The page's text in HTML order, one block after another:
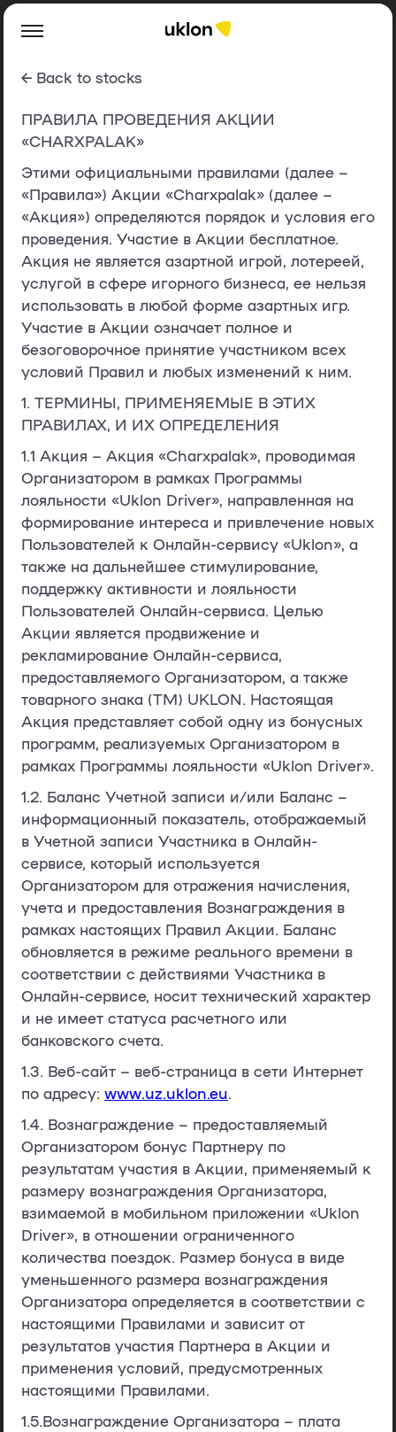
← Back to stocks
ПРАВИЛА ПРОВЕДЕНИЯ АКЦИИ
«CHARXPALAK»
Этими официальными правилами (далее –
«Правила») Акции «Charxpalak» (далее –
«Акция») определяются порядок и условия его
проведения. Участие в Акции бесплатное.
Акция не является азартной игрой, лотереей,
услугой в сфере игорного бизнеса, ее нельзя
использовать в любой форме азартных игр.
Участие в Акции означает полное и
безоговорочное принятие участником всех
условий Правил и любых изменений к ним.
1. ТЕРМИНЫ, ПРИМЕНЯЕМЫЕ В ЭТИХ
ПРАВИЛАХ, И ИХ ОПРЕДЕЛЕНИЯ
1.1 Акция – Акция «Charxpalak», проводимая
Организатором в рамках Программы
лояльности «Uklon Driver», направленная на
формирование интереса и привлечение новых
Пользователей к Онлайн-сервису «Uklon», а
также на дальнейшее стимулирование,
поддержку активности и лояльности
Пользователей Онлайн-сервиса. Целью
Акции является продвижение и
рекламирование Онлайн-сервиса,
предоставляемого Организатором, а также
товарного знака (ТМ) UKLON. Настоящая
Акция представляет собой одну из бонусных
программ, реализуемых Организатором в
рамках Программы лояльности «Uklon Driver».
1.2. Баланс Учетной записи и/или Баланс –
информационный показатель, отображаемый
в Учетной записи Участника в Онлайн-
сервисе, который используется
Организатором для отражения начисления,
учета и предоставления Вознаграждения в
рамках настоящих Правил Акции. Баланс
обновляется в режиме реального времени в
соответствии с действиями Участника в
Онлайн-сервисе, носит технический характер
и не имеет статуса расчетного или
банковского счета.
1.3. Веб-сайт – веб-страница в сети Интернет
по адресу: www.uz.uklon.eu
1.4. Вознаграждение – предоставляемый
Организатором бонус Партнеру по
результатам участия в Акции, применяемый к
размеру вознаграждения Организатора,
взимаемой в мобильном приложении «Uklon
Driver», в отношении ограниченного
количества поездок. Размер бонуса в виде
уменьшенного размера вознаграждения
Организатора определяется в соответствии с
настоящими Правилами и зависит от
результатов участия Партнера в Акции и
применения условий, предусмотренных
настоящими Правилами.
1.5. Вознаграждение Организатора – плата